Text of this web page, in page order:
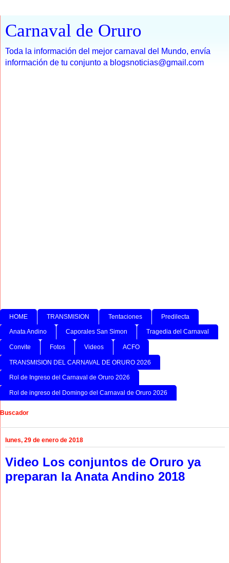
Carnaval de Oruro
Toda la información del mejor carnaval del Mundo, envía
información de tu conjunto a blogsnoticias@gmail.com
HOME TRANSMISION Tentaciones Predilecta
Anata Andino Caporales San Simon Tragedia del Carnaval
Convite Fotos Videos ACFO
TRANSMISION DEL CARNAVAL DE ORURO 2026
Rol de Ingreso del Carnaval de Oruro 2026
Rol de ingreso del Domingo del Carnaval de Oruro 2026
Buscador
lunes, 29 de enero de 2018
Video Los conjuntos de Oruro ya
preparan la Anata Andino 2018